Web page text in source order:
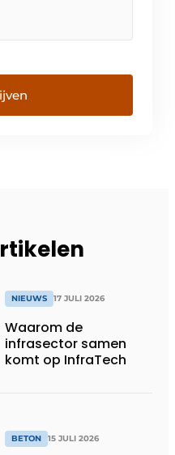
NIEUWS 17 JULI 2026
Waarom de
infrasector samen
komt op InfraTech
BETON 15 JULI 2026